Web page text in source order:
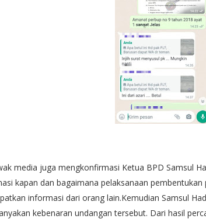
media juga mengkonfirmasi Ketua BPD Samsul
kapan dan bagaimana pelaksanaan
informasi dari orang lain.Kemudian Samsul
kebenaran undangan tersebut. Dari hasil